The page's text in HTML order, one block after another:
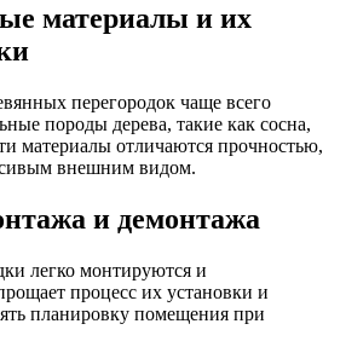
материалы и их
перегородок чаще всего
породы дерева, такие как сосна,
материалы отличаются прочностью,
внешним видом.
и демонтажа
легко монтируются и
процесс их установки и
планировку помещения при